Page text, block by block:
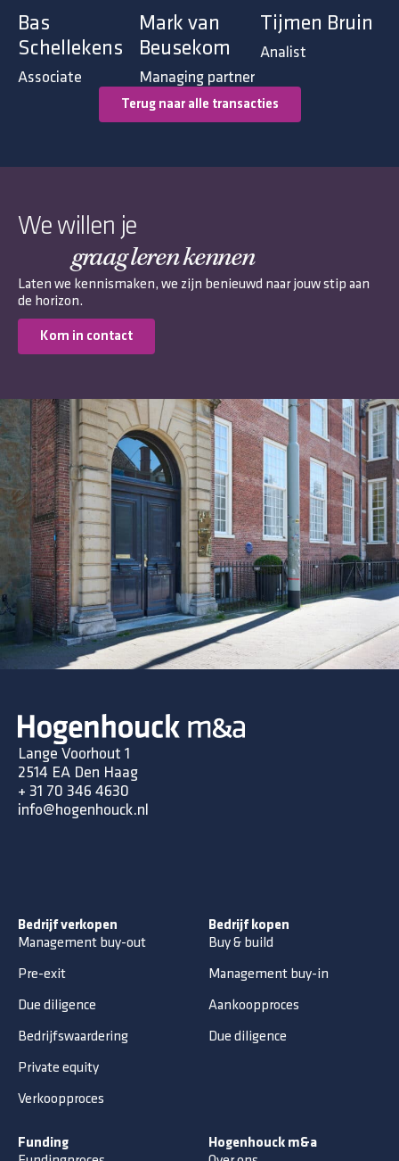
Bas
Schellekens
Associate
Mark van
Beusekom
Managing partner
Tijmen Bruin
Analist
Terug naar alle transacties
We willen je
graag leren kennen
Laten we kennismaken, we zijn benieuwd naar jouw stip aan
de horizon.
Kom in contact
Lange Voorhout 1
2514 EA Den Haag
+ 31 70 346 4630
info@hogenhouck.nl
Bedrijf verkopen
Management buy-out
Pre-exit
Due diligence
Bedrijfswaardering
Private equity
Verkoopproces
Bedrijf kopen
Buy & build
Management buy-in
Aankoopproces
Due diligence
Funding Hogenhouck m&a